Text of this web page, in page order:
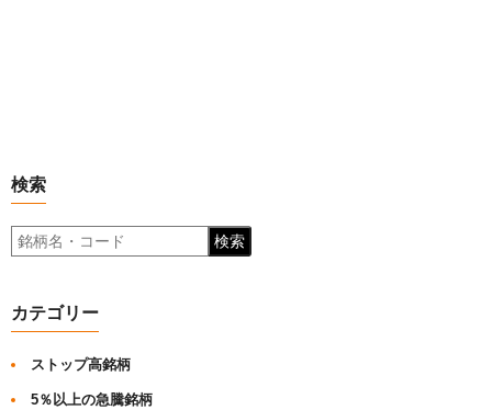
検索
検索
カテゴリー
ストップ高銘柄
5％以上の急騰銘柄